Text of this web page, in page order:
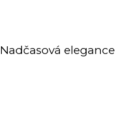
Nadčasová elegance